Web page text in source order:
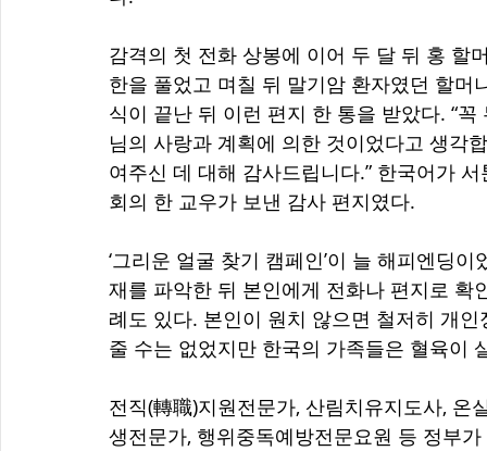
감격의 첫 전화 상봉에 이어 두 달 뒤 홍 할
한을 풀었고 며칠 뒤 말기암 환자였던 할
식이 끝난 뒤 이런 편지 한 통을 받았다. “
님의 사랑과 계획에 의한 것이었다고 생각
여주신 데 대해 감사드립니다.” 한국어가
회의 한 교우가 보낸 감사 편지였다.
‘그리운 얼굴 찾기 캠페인’이 늘 해피엔딩
재를 파악한 뒤 본인에게 전화나 편지로
례도 있다. 본인이 원치 않으면 철저히 개
줄 수는 없었지만 한국의 가족들은 혈육이
전직(轉職)지원전문가, 산림치유지도사, 온
생전문가, 행위중독예방전문요원 등 정부